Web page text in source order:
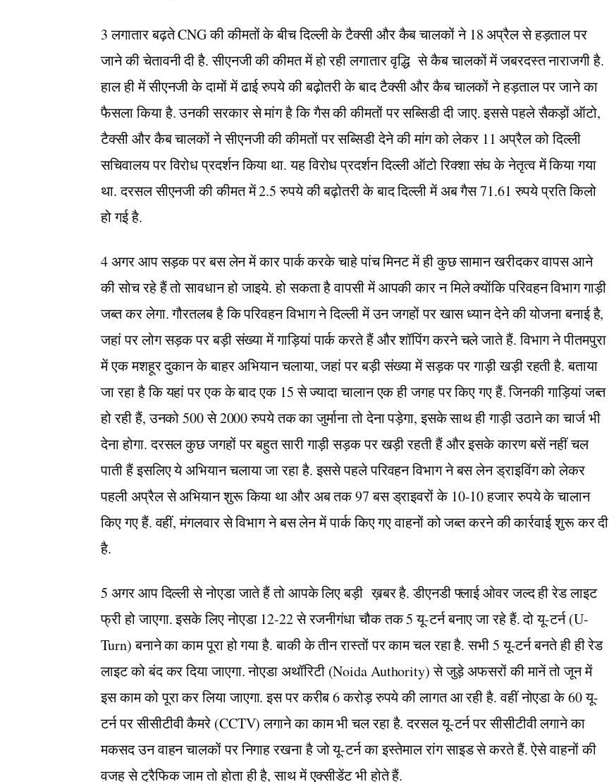
3 लगातार बढ़ते CNG की कीमतों के बीच दिल्ली के टैक्सी और कैब चालकों ने 18 अप्रैल से हड़ताल पर
जाने की चेतावनी दी है. सीएनजी की कीमत में हो रही लगातार वृद्धि से कैब चालकों में जबरदस्त नाराजगी है.
हाल ही में सीएनजी के दामों में ढाई रुपये की बढ़ोतरी के बाद टैक्सी और कैब चालकों ने हड़ताल पर जाने का
फैसला किया है. उनकी सरकार से मांग है कि गैस की कीमतों पर सब्सिडी दी जाए. इससे पहले सैकड़ों ऑटो,
टैक्सी और कैब चालकों ने सीएनजी की कीमतों पर सब्सिडी देने की मांग को लेकर 11 अप्रैल को दिल्ली
सचिवालय पर विरोध प्रदर्शन किया था. यह विरोध प्रदर्शन दिल्ली ऑटो रिक्शा संघ के नेतृत्व में किया गया
था. दरसल सीएनजी की कीमत में 2.5 रुपये की बढ़ोतरी के बाद दिल्ली में अब गैस 71.61 रुपये प्रति किलो
हो गई है.
4 अगर आप सड़क पर बस लेन में कार पार्क करके चाहे पांच मिनट में ही कुछ सामान खरीदकर वापस आने
की सोच रहे हैं तो सावधान हो जाइये. हो सकता है वापसी में आपकी कार न मिले क्योंकि परिवहन विभाग गाड़ी
जब्त कर लेगा. गौरतलब है कि परिवहन विभाग ने दिल्ली में उन जगहों पर खास ध्यान देने की योजना बनाई है,
जहां पर लोग सड़क पर बड़ी संख्या में गाड़ियां पार्क करते हैं और शॉपिंग करने चले जाते हैं. विभाग ने पीतमपुरा
में एक मशहूर दुकान के बाहर अभियान चलाया, जहां पर बड़ी संख्या में सड़क पर गाड़ी खड़ी रहती है. बताया
जा रहा है कि यहां पर एक के बाद एक 15 से ज्यादा चालान एक ही जगह पर किए गए हैं. जिनकी गाड़ियां जब्त
हो रही हैं, उनको 500 से 2000 रुपये तक का जुर्माना तो देना पड़ेगा, इसके साथ ही गाड़ी उठाने का चार्ज भी
देना होगा. दरसल कुछ जगहों पर बहुत सारी गाड़ी सड़क पर खड़ी रहती हैं और इसके कारण बसें नहीं चल
पाती हैं इसलिए ये अभियान चलाया जा रहा है. इससे पहले परिवहन विभाग ने बस लेन ड्राइविंग को लेकर
पहली अप्रैल से अभियान शुरू किया था और अब तक 97 बस ड्राइवरों के 10-10 हजार रुपये के चालान
किए गए हैं. वहीं, मंगलवार से विभाग ने बस लेन में पार्क किए गए वाहनों को जब्त करने की कार्रवाई शुरू कर दी
है.
5 अगर आप दिल्ली से नोएडा जाते हैं तो आपके लिए बड़ी ख़बर है. डीएनडी फ्लाई ओवर जल्द ही रेड लाइट
फ्री हो जाएगा. इसके लिए नोएडा 12-22 से रजनीगंधा चौक तक 5 यू-टर्न बनाए जा रहे हैं. दो यू-टर्न (U-
Turn) बनाने का काम पूरा हो गया है. बाकी के तीन रास्तों पर काम चल रहा है. सभी 5 यू-टर्न बनते ही ही रेड
लाइट को बंद कर दिया जाएगा. नोएडा अथॉरिटी (Noida Authority) से जुड़े अफसरों की मानें तो जून में
इस काम को पूरा कर लिया जाएगा. इस पर करीब 6 करोड़ रुपये की लागत आ रही है. वहीं नोएडा के 60 यू-
टर्न पर सीसीटीवी कैमरे (CCTV) लगाने का काम भी चल रहा है. दरसल यू-टर्न पर सीसीटीवी लगाने का
मकसद उन वाहन चालकों पर निगाह रखना है जो यू-टर्न का इस्तेमाल रांग साइड से करते हैं. ऐसे वाहनों की
वजह से ट्रैफिक जाम तो होता ही है, साथ में एक्सीडेंट भी होते हैं.